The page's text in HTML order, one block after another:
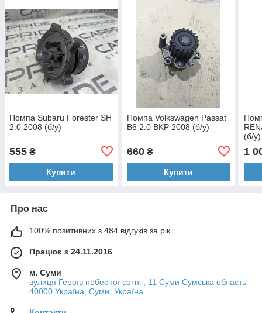
Помпа Subaru Forester SH
2.0 2008 (б/у)
555 ₴
Купити
Помпа Volkswagen Passat
B6 2.0 BKP 2008 (б/у)
660₴
Купити
(б/у)
1
Про нас
100% позитивних з 484 відгуків за рік
Працює з 24.11.2016
м. Суми
вулиця Героїв небесної сотні , 11 Суми Сумська область
40000 Україна, Суми, Україна